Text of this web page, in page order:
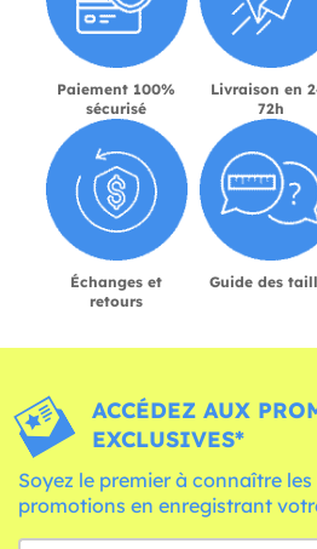
Paiement 100%
sécurisé
Livraison en
72h
Échanges et
retours
Guide des
ACCÉDEZ AUX
EXCLUSIVES*
Soyez le premier à connaître
promotions en enregistrant